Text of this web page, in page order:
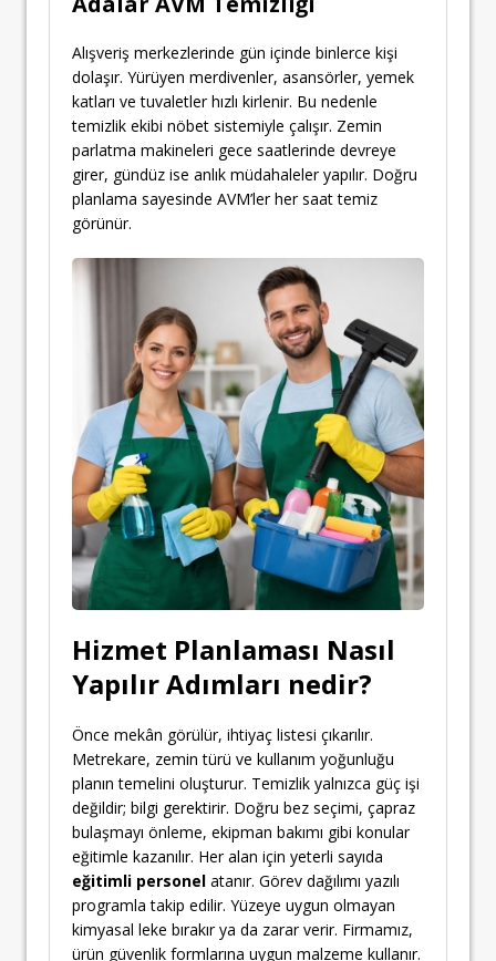
Alışveriş merkezlerinde gün içinde binlerce kişi
dolaşır. Yürüyen merdivenler, asansörler, yemek
katları ve tuvaletler hızlı kirlenir. Bu nedenle
temizlik ekibi nöbet sistemiyle çalışır. Zemin
parlatma makineleri gece saatlerinde devreye
girer, gündüz ise anlık müdahaleler yapılır. Doğru
planlama sayesinde AVM’ler her saat temiz
görünür.
Hizmet Planlaması Nasıl
Yapılır Adımları nedir?
Önce mekân görülür, ihtiyaç listesi çıkarılır.
Metrekare, zemin türü ve kullanım yoğunluğu
planın temelini oluşturur. Temizlik yalnızca güç işi
değildir; bilgi gerektirir. Doğru bez seçimi, çapraz
bulaşmayı önleme, ekipman bakımı gibi konular
eğitimle kazanılır. Her alan için yeterli sayıda
eğitimli personel atanır. Görev dağılımı yazılı
programla takip edilir. Yüzeye uygun olmayan
kimyasal leke bırakır ya da zarar verir. Firmamız,
ürün güvenlik formlarına uygun malzeme kullanır.